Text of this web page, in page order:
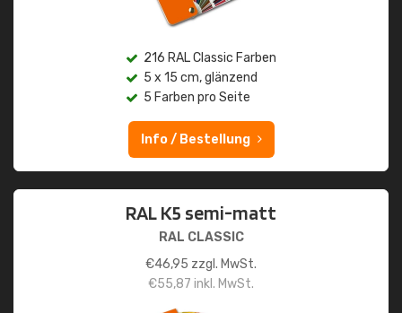
216 RAL Classic Farben
5 x 15 cm, glänzend
5 Farben pro Seite
Info / Bestellung
RAL K5 semi-matt
RAL CLASSIC
€46,95 zzgl. MwSt.
€55,87 inkl. MwSt.